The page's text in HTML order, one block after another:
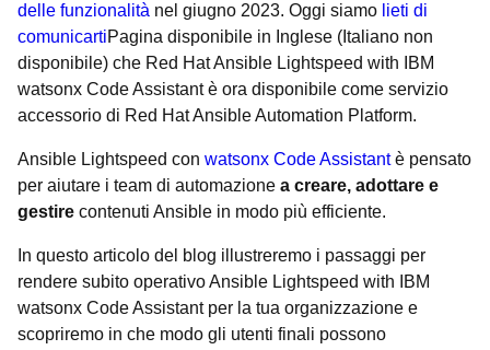
delle funzionalità nel giugno 2023. Oggi siamo lieti di
comunicartiPagina disponibile in Inglese (Italiano non
disponibile) che Red Hat Ansible Lightspeed with IBM
watsonx Code Assistant è ora disponibile come servizio
accessorio di Red Hat Ansible Automation Platform.
Ansible Lightspeed con watsonx Code Assistantè pensato
per aiutare i team di automazione a creare, adottare e
gestire contenuti Ansible in modo più efficiente.
In questo articolo del blog illustreremo i passaggi per
rendere subito operativo Ansible Lightspeed with IBM
watsonx Code Assistant per la tua organizzazione e
scopriremo in che modo gli utenti finali possono